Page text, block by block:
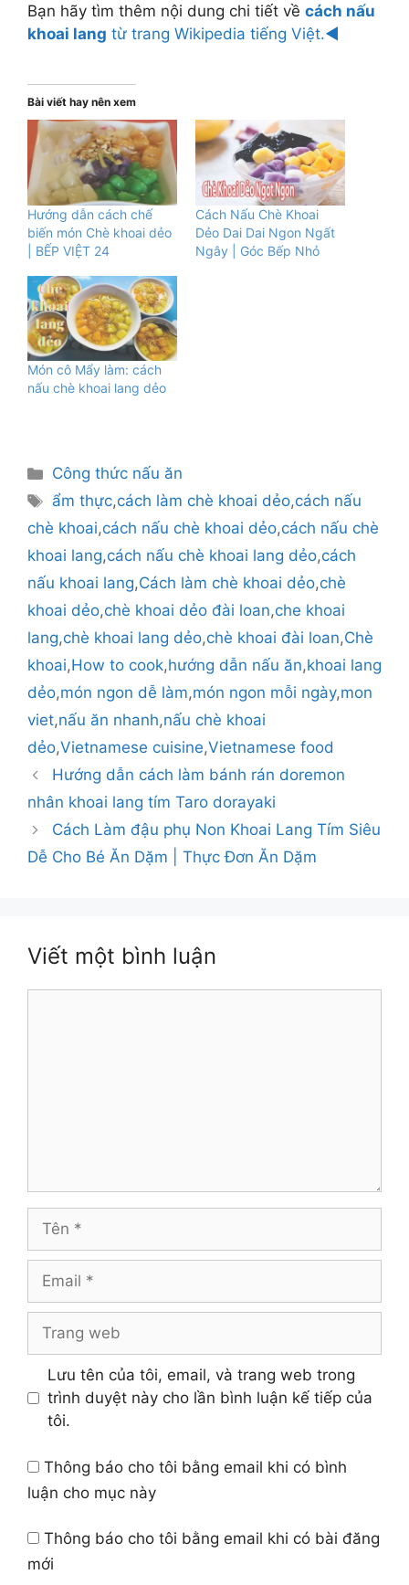
Bạn hãy tìm thêm nội dung chi tiết về cách nấu
khoai lang từ trang Wikipedia tiếng Việt.◄
Bài viết hay nên xem
Hướng dẫn cách chế
biến món Chè khoai dẻo
| BẾP VIỆT 24
Cách Nấu Chè Khoai
Dẻo Dai Dai Ngon Ngất
Ngây | Góc Bếp Nhỏ
Món cô Mẩy làm: cách
nấu chè khoai lang dẻo
Danh
mục
Công thức nấu ăn
Thẻ
ẩm thực,cách làm chè khoai dẻo,cách nấu
chè khoai,cách nấu chè khoai dẻo,cách nấu chè
khoai lang,cách nấu chè khoai lang dẻo,cách
nấu khoai lang,Cách làm chè khoai dẻo,chè
khoai dẻo,chè khoai dẻo đài loan,che khoai
lang,chè khoai lang dẻo,chè khoai đài loan,Chè
khoai,How to cook,hướng dẫn nấu ăn,khoai lang
dẻo,món ngon dễ làm,món ngon mỗi ngày,mon
viet,nấu ăn nhanh,nấu chè khoai
dẻo,Vietnamese cuisine,Vietnamese food
Hướng dẫn cách làm bánh rán doremon
nhân khoai lang tím Taro dorayaki
Cách Làm đậu phụ Non Khoai Lang Tím Siêu
Dễ Cho Bé Ăn Dặm | Thực Đơn Ăn Dặm
Viết một bình luận
Tên
Email
Trang
Lưu tên của tôi, email, và trang web trong
trình duyệt này cho lần bình luận kế tiếp của
tôi.
Thông báo cho tôi bằng email khi có bình
luận cho mục này
Thông báo cho tôi bằng email khi có bài đăng
mới